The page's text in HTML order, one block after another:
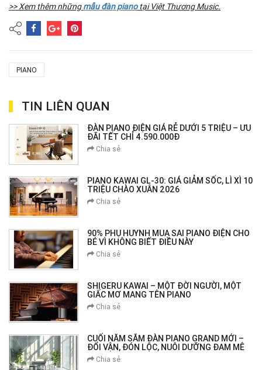
>> Xem thêm nhữngmẫu đàn pianotại Việt Thương Music.
PIANO
TIN LIÊN QUAN
ĐÀN PIANO ĐIỆN GIÁ RẺ DƯỚI 5 TRIỆU – ƯU
ĐÃI TẾT CHỈ 4.590.000Đ
Chia sẻ
PIANO KAWAI GL-30: GIÁ GIẢM SỐC, LÌ XÌ 10
TRIỆU CHÀO XUÂN 2026
Chia sẻ
90% PHỤ HUYNH MUA SAI PIANO ĐIỆN CHO
BÉ VÌ KHÔNG BIẾT ĐIỀU NÀY
Chia sẻ
SHIGERU KAWAI – MỘT ĐỜI NGƯỜI, MỘT
GIẤC MƠ MANG TÊN PIANO
Chia sẻ
CUỐI NĂM SẮM ĐÀN PIANO GRAND MỚI –
ĐỔI VẬN, ĐÓN LỘC, NUÔI DƯỠNG ĐAM MÊ
Chia sẻ